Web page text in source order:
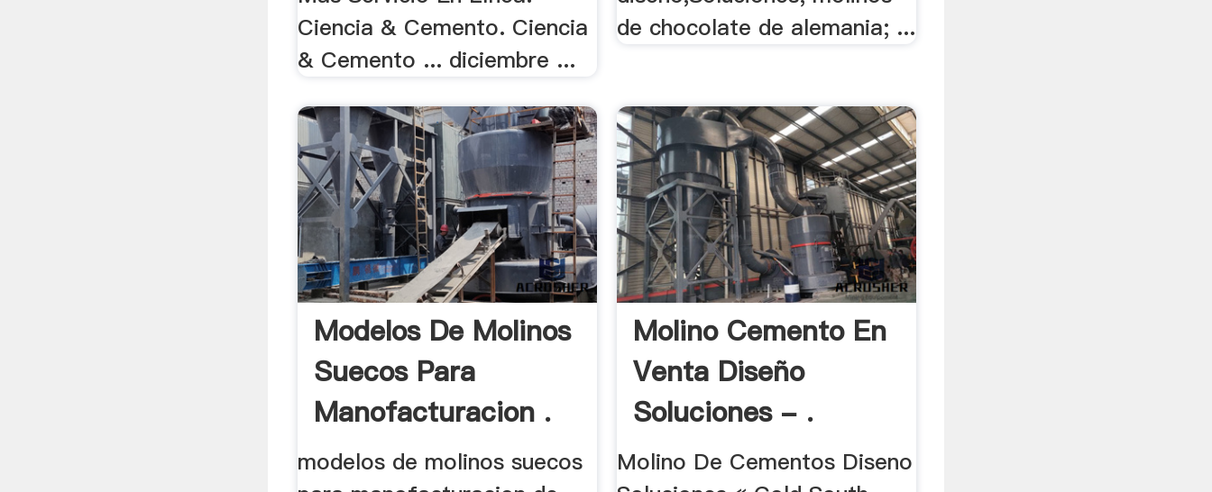
Ciencia & Cemento. Ciencia
& Cemento ... diciembre ...
de chocolate de alemania; ...
Modelos De Molinos
Suecos Para
Manofacturacion .
modelos de molinos suecos
Molino Cemento En
Venta Diseño
Soluciones - .
Molino De Cementos Diseno